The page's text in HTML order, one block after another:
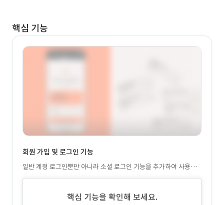
핵심 기능
회원 가입 및 로그인 기능
일반 계정 로그인뿐만 아니라 소셜 로그인 기능을 추가하여 사용자
접근성을 높임
핵심 기능을 확인해 보세요.